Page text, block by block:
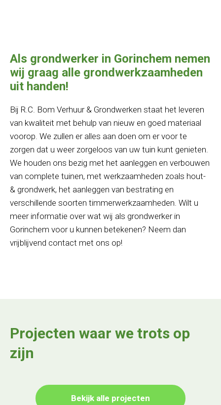
Als grondwerker in Gorinchem nemen
wij graag alle grondwerkzaamheden
uit handen!
Bij R.C. Bom Verhuur & Grondwerken staat het leveren
van kwaliteit met behulp van nieuw en goed materiaal
voorop. We zullen er alles aan doen om er voor te
zorgen dat u weer zorgeloos van uw tuin kunt genieten.
We houden ons bezig met het aanleggen en verbouwen
van complete tuinen, met werkzaamheden zoals hout-
& grondwerk, het aanleggen van bestrating en
verschillende soorten timmerwerkzaamheden. Wilt u
meer informatie over wat wij als grondwerker in
Gorinchem voor u kunnen betekenen? Neem dan
vrijblijvend contact met ons op!
Projecten waar we trots op
zijn
Bekijk alle projecten